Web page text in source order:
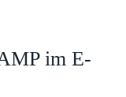
im E-